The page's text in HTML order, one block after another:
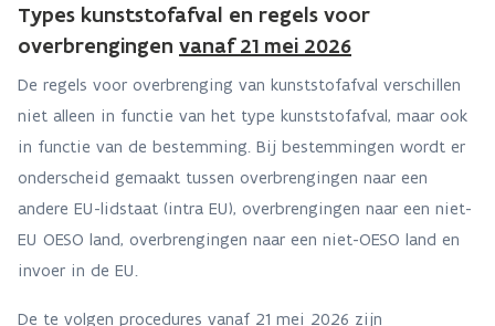
Types kunststofafval en regels voor
overbrengingen vanaf 21 mei 2026
De regels voor overbrenging van kunststofafval verschillen
niet alleen in functie van het type kunststofafval, maar ook
in functie van de bestemming. Bij bestemmingen wordt er
onderscheid gemaakt tussen overbrengingen naar een
andere EU-lidstaat (intra EU), overbrengingen naar een niet-
EU OESO land, overbrengingen naar een niet-OESO land en
invoer in de EU.
De te volgen procedures vanaf 21 mei 2026 zijn